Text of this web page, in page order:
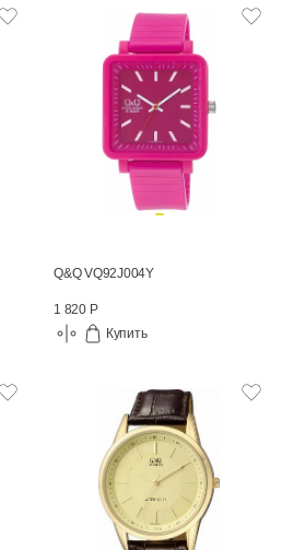
Q&Q VQ92J004Y
1 820 Р
Купить